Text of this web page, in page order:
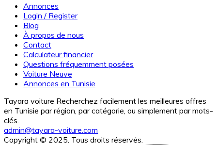
Annonces
Login / Register
Blog
À propos de nous
Contact
Calculateur financier
Questions fréquemment posées
Voiture Neuve
Annonces en Tunisie
Tayara voiture Recherchez facilement les meilleures offres
en Tunisie par région, par catégorie, ou simplement par mots-
clés.
admin@tayara-voiture.com
Copyright © 2025. Tous droits réservés.